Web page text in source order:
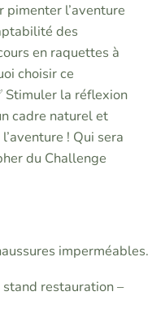
l’aventure
des
en raquettes à
choisir ce
Stimuler la réflexion
cadre naturel et
! Qui sera
du Challenge
imperméables.
restauration –